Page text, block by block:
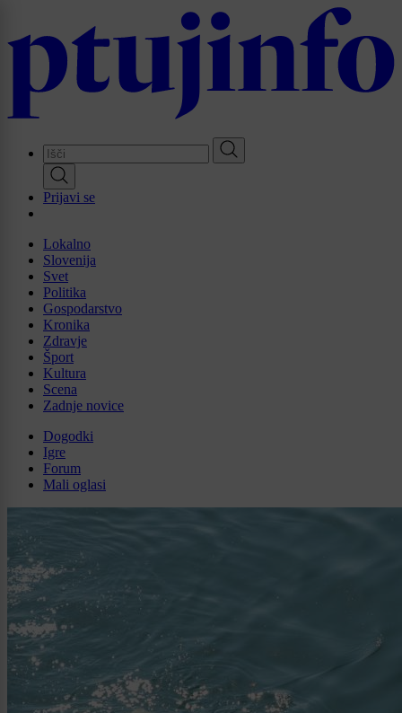
main
Prijavi se
Lokalno
Slovenija
Svet
Politika
Gospodarstvo
Kronika
Zdravje
Šport
Kultura
Scena
Zadnje novice
Dogodki
Igre
Forum
Mali oglasi